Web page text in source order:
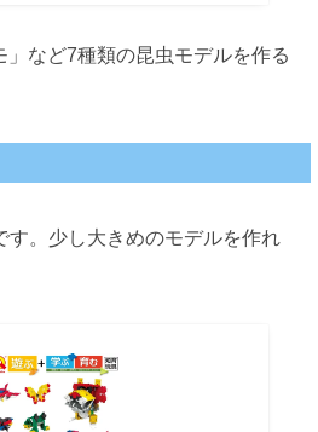
」など7種類の昆虫モデルを作る
す。少し大きめのモデルを作れ